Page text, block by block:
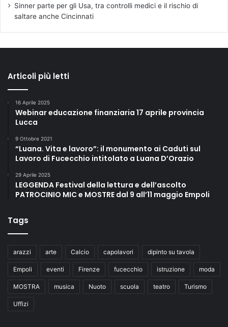
Sinner parte per gli Usa, tra controlli medici e il rischio di
saltare anche Cincinnati
Articoli più letti
16 Aprile 2025
Webinar educazione finanziaria 17 aprile provincia
Lucca
9 Ottobre 2021
“Luana. Vita e lavoro”: il monumento ai Caduti sul
Lavoro di Fucecchio intitolato a Luana D’Orazio
29 Aprile 2025
LEGGENDA Festival della lettura e dell’ascolto
PATROCINIO MIC e MOSTRE dal 9 all’11 maggio Empoli
Tags
arazzi arte Calcio capolavori dipinto su tavola
Empoli eventi Firenze fucecchio istruzione moda
MOSTRA musica Nuoto scuola teatro Turismo
Uffizi